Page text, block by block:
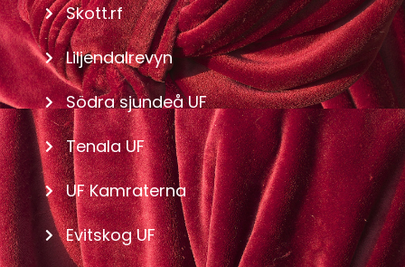
Skott.rf
Liljendalrevyn
Södra sjundeå UF
Tenala UF
UF Kamraterna
Evitskog UF